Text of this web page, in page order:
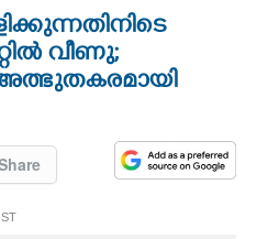
വീണു;